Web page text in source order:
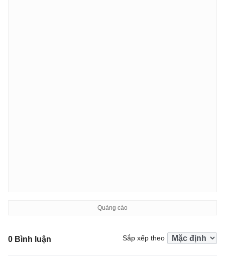
0 Bình luận Sắp xếp theo